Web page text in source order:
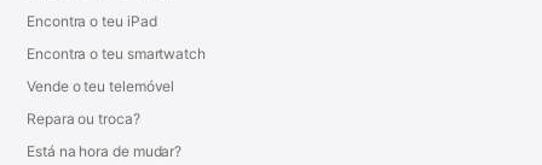
Encontra o teu iPad
Encontra o teu smartwatch
Vende o teu telemóvel
Repara ou troca?
Está na hora de mudar?